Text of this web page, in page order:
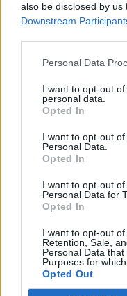
also be disclosed by
Downstream
Personal Data
I want to opt-out
personal data.
Opted In
I want to opt-out
Personal Data.
Opted In
I want to opt-out
Personal Data for
Opted In
I want to opt-out of
Retention, Sale,
Personal Data
Purposes for
Opted Out